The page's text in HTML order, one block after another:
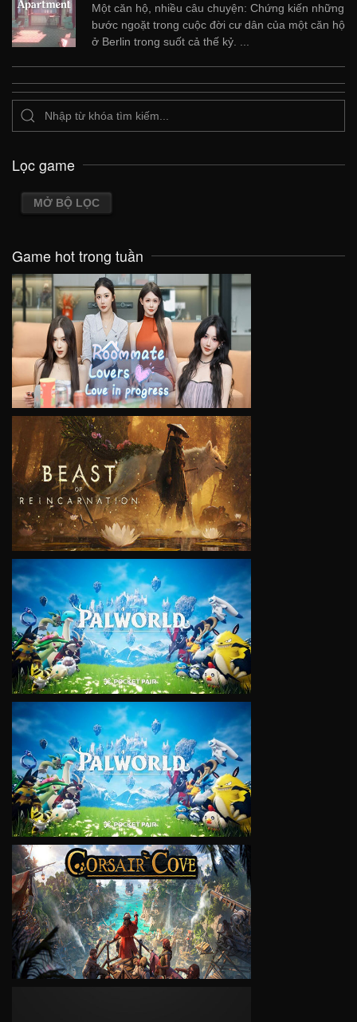
Một căn hộ, nhiều câu chuyện: Chứng kiến ​​những
bước ngoặt trong cuộc đời cư dân của một căn hộ
ở Berlin trong suốt cả thế kỷ. ...
Lọc game
MỞ BỘ LỌC
Game hot trong tuần
VIEW
VIEW
VIEW
VIEW
VIEW